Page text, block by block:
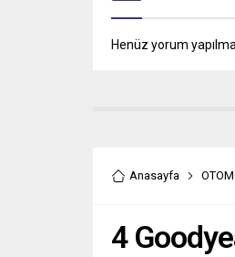
Henüz yorum
Anasayfa
4